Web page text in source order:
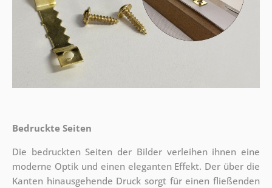
Bedruckte Seiten
Die bedruckten Seiten der Bilder verleihen ihnen eine
moderne Optik und einen eleganten Effekt. Der über die
Kanten hinausgehende Druck sorgt für einen fließenden